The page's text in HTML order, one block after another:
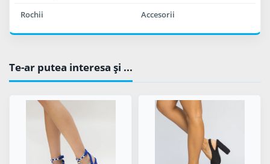
Rochii Accesorii
Te-ar putea interesa şi ...